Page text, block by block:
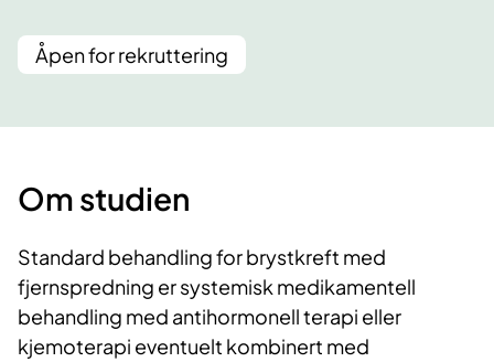
Åpen for rekruttering
Om studien
Standard behandling for brystkreft med
fjernspredning er systemisk medikamentell
behandling med antihormonell terapi eller
kjemoterapi eventuelt kombinert med